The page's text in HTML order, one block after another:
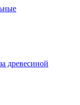
древесиной